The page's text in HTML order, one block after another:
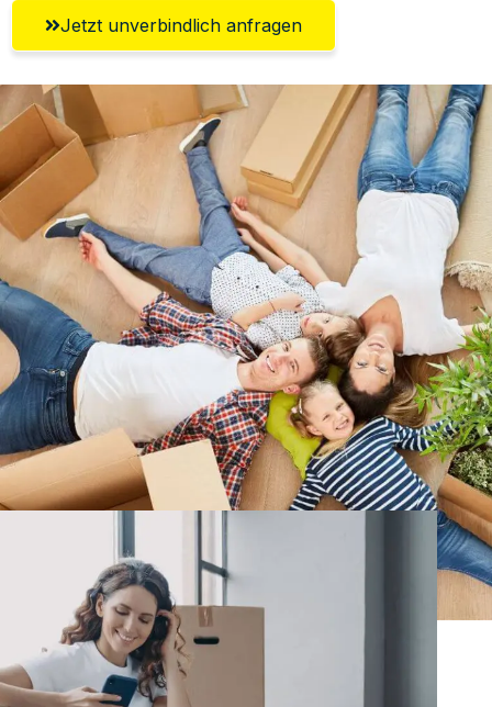
Jetzt unverbindlich anfragen